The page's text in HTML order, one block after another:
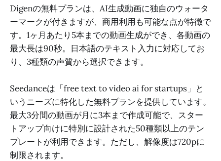
Digenの無料プランは、AI生成動画に独自のウォータ
ーマークが付きますが、商用利用も可能な点が特徴で
す。1ヶ月あたり5本までの動画生成ができ、各動画の
最大長は90秒。日本語のテキスト入力に対応してお
り、3種類の声質から選択できます。
Seedanceは「free text to video ai for startups」と
いうニーズに特化した無料プランを提供しています。
最大3分間の動画が月に3本まで作成可能で、スター
トアップ向けに特別に設計された50種類以上のテン
プレートが利用できます。ただし、解像度は720pに
制限されます。